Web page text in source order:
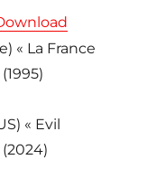
« La France
« Evil